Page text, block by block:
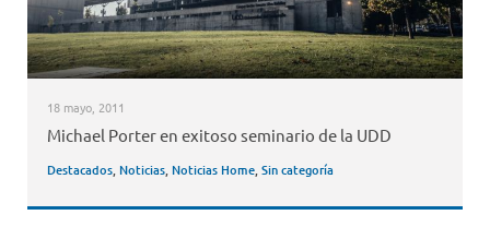
18 mayo, 2011
Michael Porter en exitoso seminario de la UDD
Destacados, Noticias, Noticias Home,Sin categoría